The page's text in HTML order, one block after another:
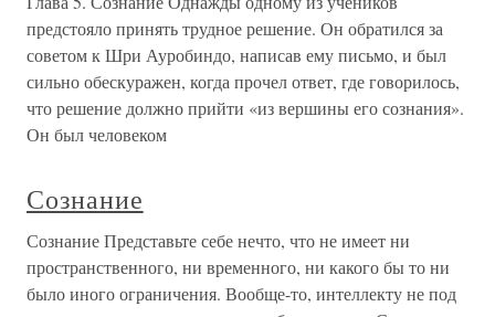
предстояло принять трудное решение. Он обратился за
советом к Шри Ауробиндо, написав ему письмо, и был
сильно обескуражен, когда прочел ответ, где говорилось,
что решение должно прийти «из вершины его сознания».
Он был человеком
Сознание
Сознание Представьте себе нечто, что не имеет ни
пространственного, ни временного, ни какого бы то ни
было иного ограничения. Вообще-то, интеллекту не под